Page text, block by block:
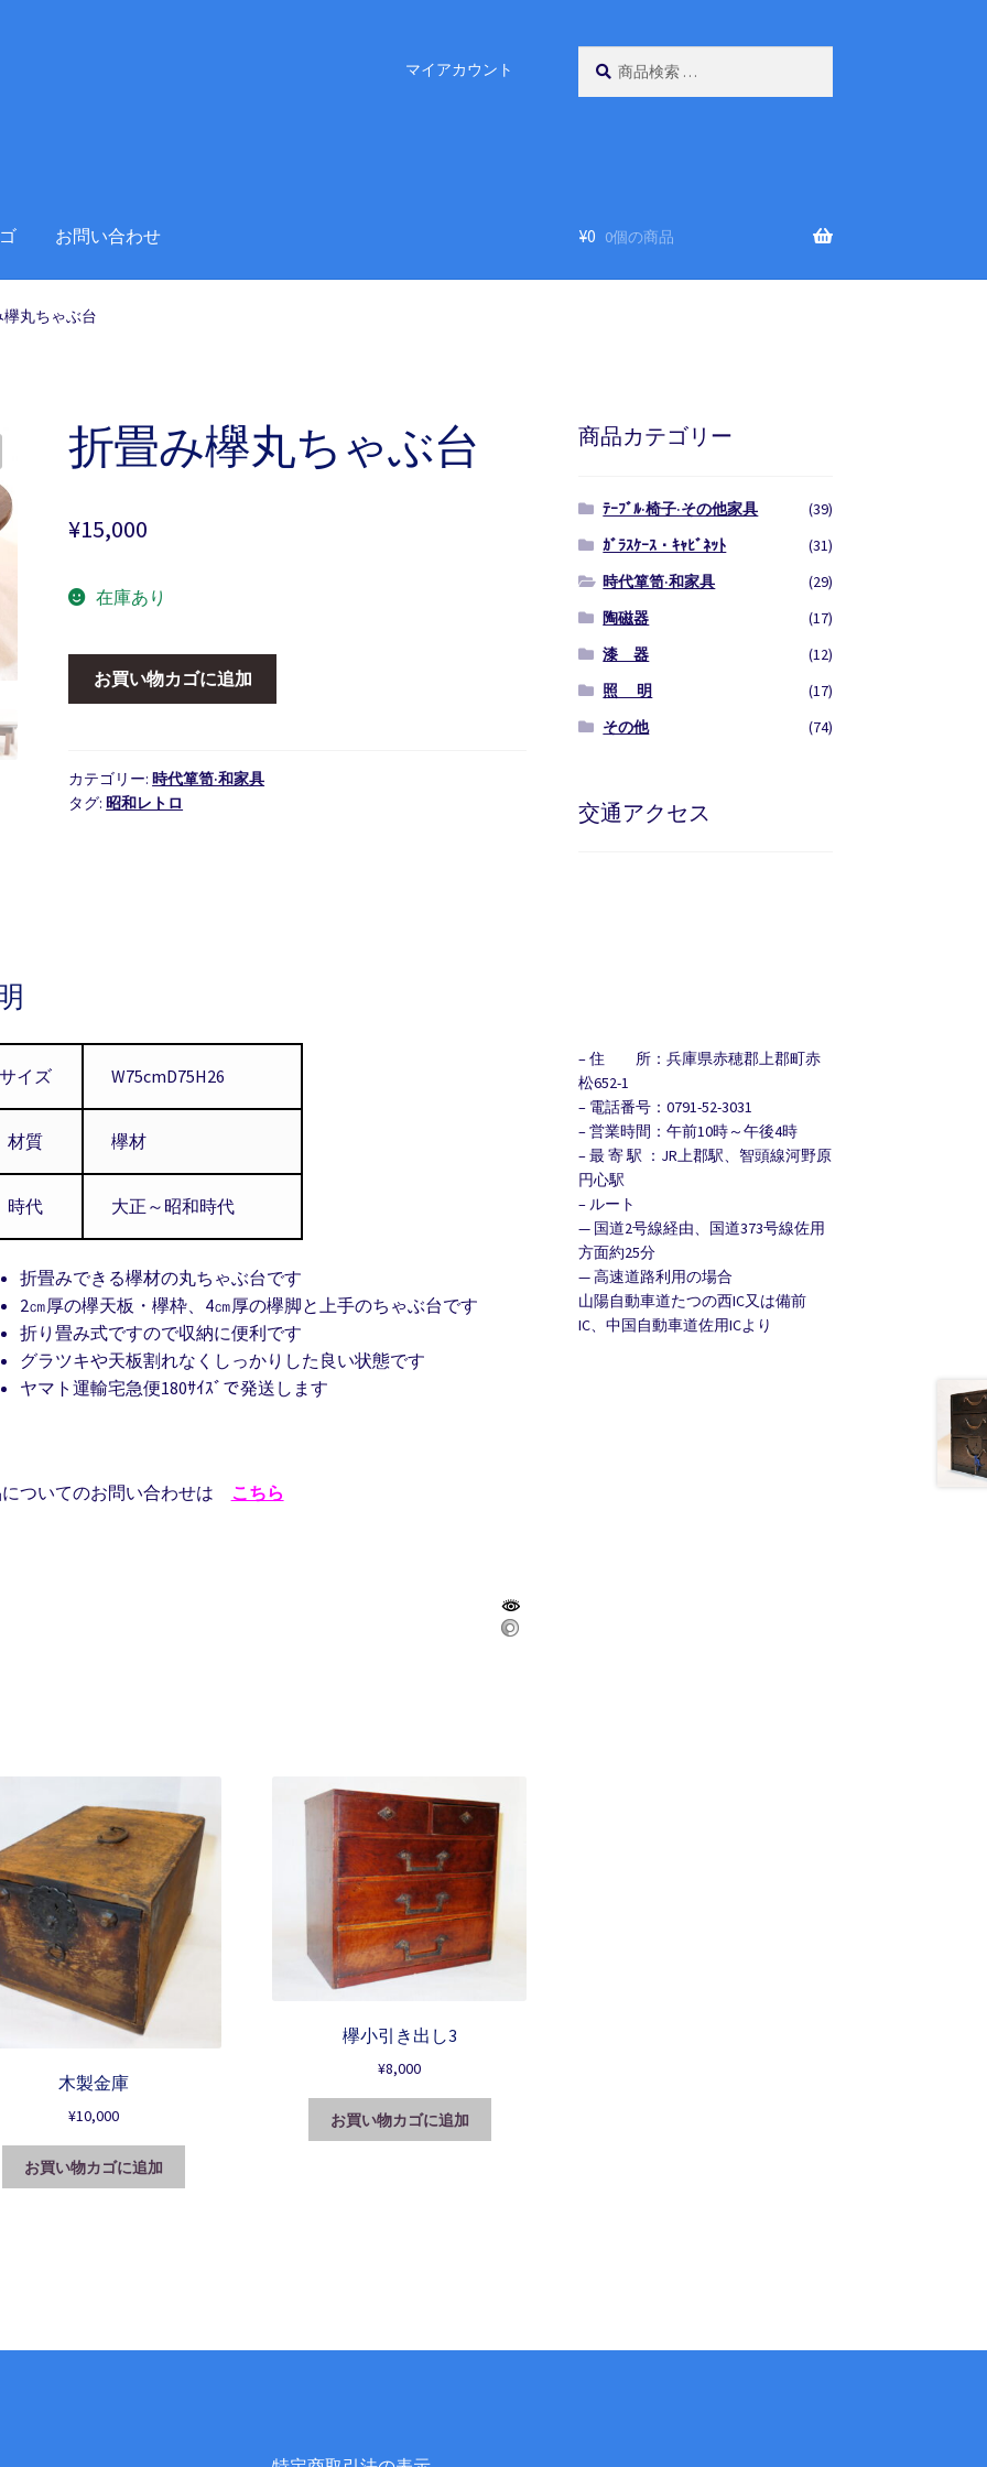
マイアカウント
お問い合わせ ¥0 0個の商品
丸ちゃぶ台
折畳み欅丸ちゃぶ台
¥15,000
在庫あり
丸
ち
お買い物カゴに追加
カテゴリー:時代箪笥·和家具
タグ: 昭和レトロ
イズ W75cmD75H26
材質 欅材
時代 大正～昭和時代
折畳みできる欅材の丸ちゃぶ台です
2㎝厚の欅天板・欅枠、4㎝厚の欅脚と上手のちゃぶ台です
折り畳み式ですので収納に便利です
グラツキや天板割れなくしっかりした良い状態です
ヤマト運輸宅急便180ｻｲｽﾞで発送します
ついてのお問い合わせは こちら
木製金庫
¥10,000
お買い物カゴに追加
欅小引き出し3
¥8,000
お買い物カゴに追加
商品カテゴリー
ﾃｰﾌﾞﾙ·椅子·その他家具
(39)
ｶﾞﾗｽｹｰｽ・ｷｬﾋﾞﾈｯﾄ
(31)
時代箪笥·和家具
(29)
陶磁器
(17)
漆 器
(12)
照 明
(17)
その他
(74)
交通アクセス
– 住 所：兵庫県赤穂郡上郡町赤
松652-1
– 電話番号：0791-52-3031
– 営業時間：午前10時～午後4時
– 最 寄 駅 ：JR上郡駅、智頭線河野原
円心駅
– ルート
— 国道2号線経由、国道373号線佐用
方面約25分
— 高速道路利用の場合
山陽自動車道たつの西IC又は備前
IC、中国自動車道佐用ICより